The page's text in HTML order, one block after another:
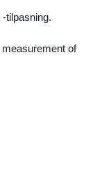
tilpasning.
of